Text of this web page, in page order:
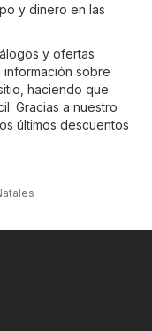
y dinero en las
y ofertas
sobre
haciendo que
Gracias a nuestro
últimos descuentos